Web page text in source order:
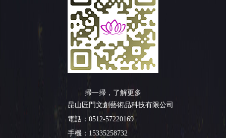
掃一掃，了解更多
昆山匠門文創藝術品科技有限公司
電話：0512-57220169
手機：15335258732